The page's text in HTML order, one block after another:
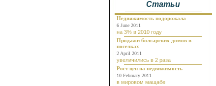
Кошарица
Кранево
Лозенец
Несебр
Нови Пазар
Обзор
Пампорово
Плевен
Поморие
Приморско
Статьи
Недвижимость подорожала
6 June 2011
на 3% в 2010 году
Продажи болгарских домов в
поселках
2 April 2011
увеличились в 2 раза
Рост цен на недвижимость
10 February 2011
в мировом мащабе